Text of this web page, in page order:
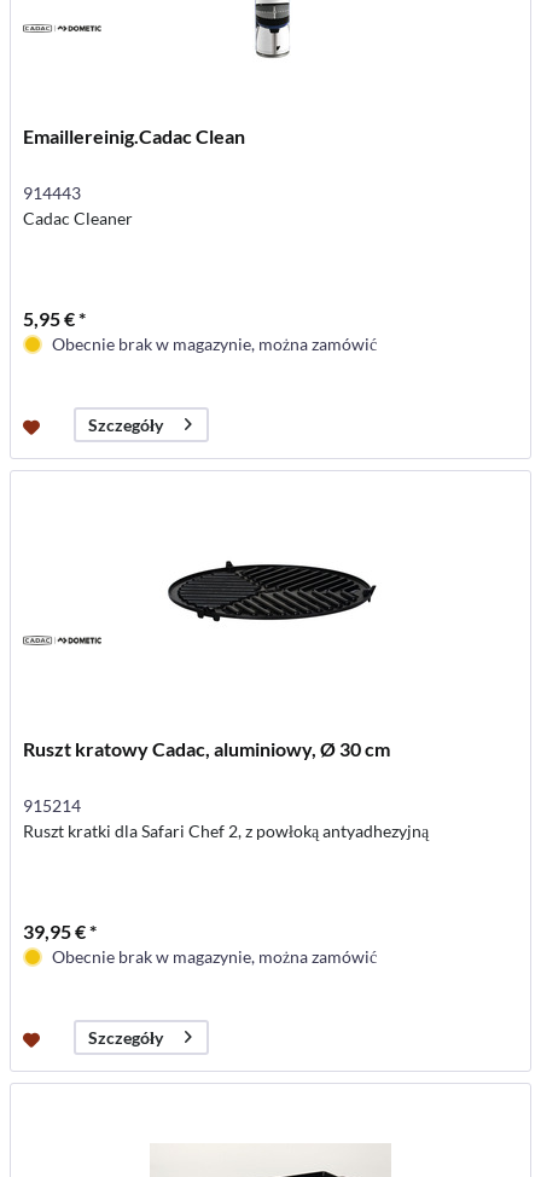
Emaillereinig.Cadac Clean
914443
Cadac Cleaner
5,95 € *
Obecnie brak w magazynie, można zamówić
Szczegóły
Ruszt kratowy Cadac, aluminiowy, Ø 30 cm
915214
Ruszt kratki dla Safari Chef 2, z powłoką antyadhezyjną
39,95 € *
Obecnie brak w magazynie, można zamówić
Szczegóły